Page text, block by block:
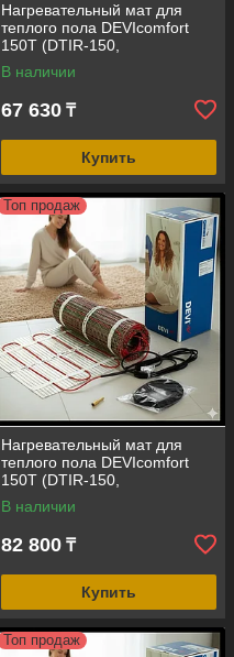
Нагревательный мат для
теплого пола DEVIcomfort
150T (DTIR-150,
площадь=2,5 кв.м, 375 Вт,
размер=0,5 м*5 м)
В наличии
67 630 ₸
Купить
Топ продаж
Нагревательный мат для
теплого пола DEVIcomfort
150T (DTIR-150,
площадь=3,5 кв.м, 525 Вт,
размер=0,5 м*7 м)
В наличии
82 800 ₸
Купить
Топ продаж